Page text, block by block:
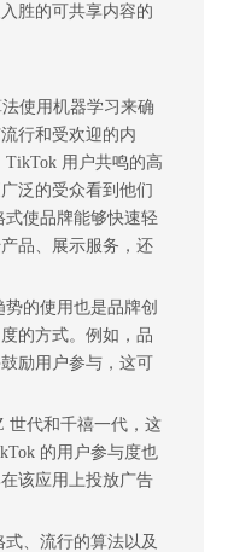
胜的可共享内容的
使用机器学习来确
行和受欢迎的内
用户共鸣的高
泛的受众看到他们
使品牌能够快速轻
品、展示服务，还
的使用也是品牌创
的方式。例如，品
励用户参与，这可
世代和千禧一代，这
的用户参与度也
该应用上投放广告
、流行的算法以及